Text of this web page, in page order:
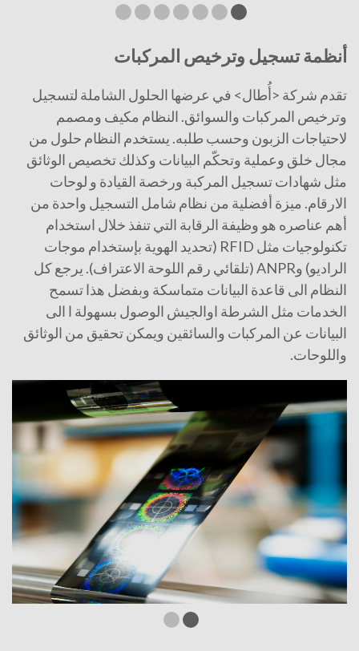
أنظمة تسجيل وترخيص المركبات
تقدم شركة <أُطال> في عرضها الحلول الشاملة لتسجيل
وترخيص المركبات والسوائق. النظام مكيف ومصمم
لاحتياجات الزبون وحسب طلبه. يستخدم النظام حلول من
مجال خلق وعملية وتحكّم البيانات وكذلك تخصيص الوثائق
مثل شهادات تسجيل المركبة ورخصة القيادة و لوحات
الارقام. ميزة أفضلية من نظام شامل التسجيل واحدة من
أهم عناصره هو وظيفة الرقابة التي تنفذ خلال استخدام
تكنولوجيات مثل RFID (تحديد الهوية بإستخدام موجات
الراديو) وANPR (تلقائي رقم اللوحة الاعتراف). يرجع كل
النظام الى قاعدة البيانات متماسكة وبفضل هذا تسمح
الخدمات مثل الشرطة اوالجيش الوصول بسهولة ا الى
البيانات عن المركبات والسائقين ويمكن تحقيق من الوثائق
واللوحات.